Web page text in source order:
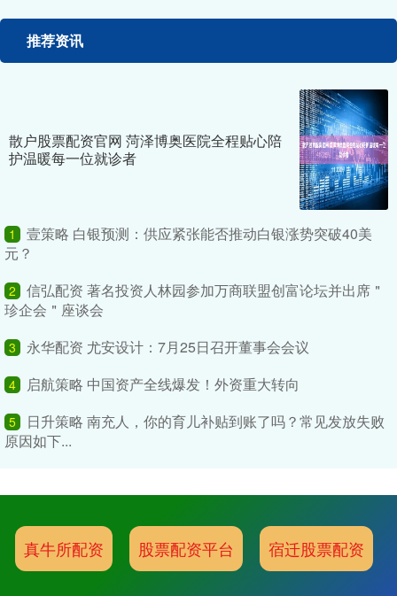
推荐资讯
散户股票配资官网 菏泽博奥医院全程贴心陪
护温暖每一位就诊者
1
壹策略 白银预测：供应紧张能否推动白银涨势突破40美
元？
2
信弘配资 著名投资人林园参加万商联盟创富论坛并出席＂
珍企会＂座谈会
3 永华配资 尤安设计：7月25日召开董事会会议
4 启航策略 中国资产全线爆发！外资重大转向
5
日升策略 南充人，你的育儿补贴到账了吗？常见发放失败
原因如下...
真牛所配资 股票配资平台 宿迁股票配资